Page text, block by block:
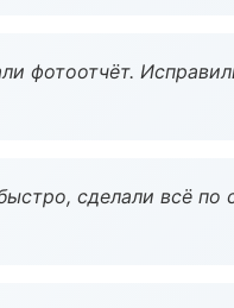
фотоотчёт.
сделали всё по